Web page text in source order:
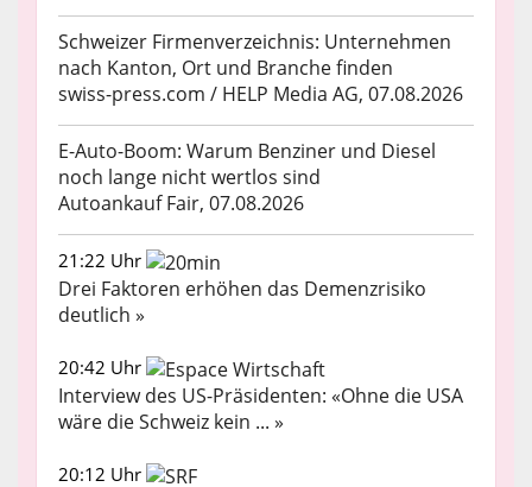
Schweizer Firmenverzeichnis: Unternehmen
nach Kanton, Ort und Branche finden
swiss-press.com / HELP Media AG, 07.08.2026
E-Auto-Boom: Warum Benziner und Diesel
noch lange nicht wertlos sind
Autoankauf Fair, 07.08.2026
21:22 Uhr
Drei Faktoren erhöhen das Demenzrisiko
deutlich »
20:42 Uhr
Interview des US-Präsidenten: «Ohne die USA
wäre die Schweiz kein ... »
20:12 Uhr